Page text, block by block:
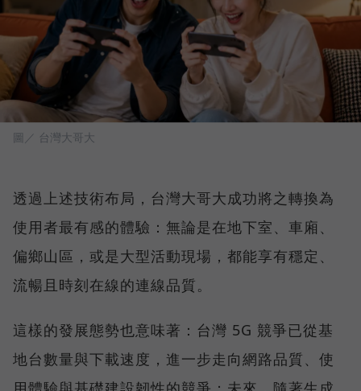
圖／ 台灣大哥大
透過上述技術布局，台灣大哥大成功將之轉換為
使用者最有感的體驗：無論是在地下室、車廂、
偏鄉山區，或是大型活動現場，都能享有穩定、
流暢且時刻在線的連線品質。
這樣的發展態勢也意味著：台灣 5G 競爭已從基
地台數量與下載速度，進一步走向網路品質、使